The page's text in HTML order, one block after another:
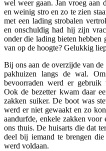
wel weer gaan. Jan vroeg aan
en weinig stro en zo te zien
met een lading strobalen
en onschuldig had hij zijn
onder die lading bieten hebben
van op de hoogte? Gelukkig
Bij ons aan de overzijde van
pakhuizen langs de wal.
bevoorraden werd er gebruik
Ook de bezetter kwam daar
zakken suiker. De boot was
werd er niet gewaakt en zo
aandurfde, enkele zakken
ons thuis. De huisarts die dat
deel bij iemand te brengen
werd voldaan.